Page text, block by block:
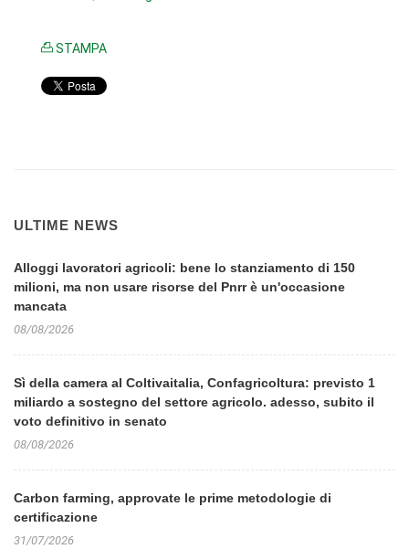
STAMPA
ULTIME NEWS
Alloggi lavoratori agricoli: bene lo stanziamento di 150
milioni, ma non usare risorse del Pnrr è un'occasione
mancata
08/08/2026
Sì della camera al Coltivaitalia, Confagricoltura: previsto 1
miliardo a sostegno del settore agricolo. adesso, subito il
voto definitivo in senato
08/08/2026
Carbon farming, approvate le prime metodologie di
certificazione
31/07/2026